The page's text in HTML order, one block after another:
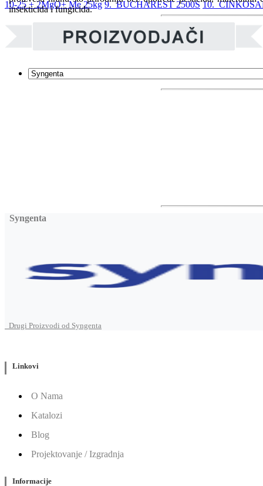
insekticida i fungicida.
10-25 + 2MgO+ Me 25kg 9. BUCHAREST 2500S 10.
Syngenta
Drugi Proizvodi od Syngenta
Linkovi
O Nama
Katalozi
Blog
Projektovanje / Izgradnja
Informacije